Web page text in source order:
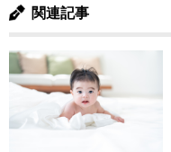
関連記事